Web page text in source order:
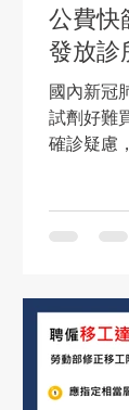
公費快
發放診
國內新冠
試劑好難
確診疑慮
果。 若